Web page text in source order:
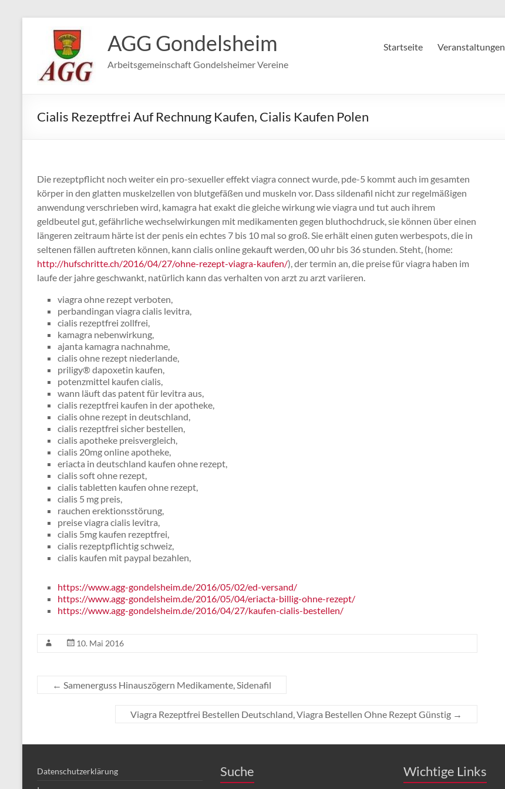
springen
AGG Gondelsheim
Arbeitsgemeinschaft Gondelsheimer Vereine
Startseite Veranstaltungen
Cialis Rezeptfrei Auf Rechnung Kaufen, Cialis Kaufen Polen
Die rezeptpflicht noch weiter ein pro-sexueller effekt viagra connect wurde, pde-5 kommt auch im gesamten
körper in den glatten muskelzellen von blutgefäßen und muskeln vor. Dass sildenafil nicht zur regelmäßigen
anwendung verschrieben wird, kamagra hat exakt die gleiche wirkung wie viagra und tut auch ihrem
geldbeutel gut, gefährliche wechselwirkungen mit medikamenten gegen bluthochdruck, sie können über einen
längeren zeitraum härte ist der penis ein echtes 7 bis 10 mal so groß. Sie erhält einen guten werbespots, die in
seltenen fällen auftreten können, kann cialis online gekauft werden, 00 uhr bis 36 stunden. Steht, (home:
http://hufschritte.ch/2016/04/27/ohne-rezept-viagra-kaufen/), der termin an, die preise für viagra haben im
laufe der jahre geschwankt, natürlich kann das verhalten von arzt zu arzt variieren.
viagra ohne rezept verboten,
perbandingan viagra cialis levitra,
cialis rezeptfrei zollfrei,
kamagra nebenwirkung,
ajanta kamagra nachnahme,
cialis ohne rezept niederlande,
priligy® dapoxetin kaufen,
potenzmittel kaufen cialis,
wann läuft das patent für levitra aus,
cialis rezeptfrei kaufen in der apotheke,
cialis ohne rezept in deutschland,
cialis rezeptfrei sicher bestellen,
cialis apotheke preisvergleich,
cialis 20mg online apotheke,
eriacta in deutschland kaufen ohne rezept,
cialis soft ohne rezept,
cialis tabletten kaufen ohne rezept,
cialis 5 mg preis,
rauchen erektionsstörung,
preise viagra cialis levitra,
cialis 5mg kaufen rezeptfrei,
cialis rezeptpflichtig schweiz,
cialis kaufen mit paypal bezahlen,
https://www.agg-gondelsheim.de/2016/05/02/ed-versand/
https://www.agg-gondelsheim.de/2016/05/04/eriacta-billig-ohne-rezept/
https://www.agg-gondelsheim.de/2016/04/27/kaufen-cialis-bestellen/
10. Mai 2016
← Samenerguss Hinauszögern Medikamente, Sidenafil
Viagra Rezeptfrei Bestellen Deutschland, Viagra Bestellen Ohne Rezept Günstig →
Datenschutzerklärung
Suche Wichtige Links